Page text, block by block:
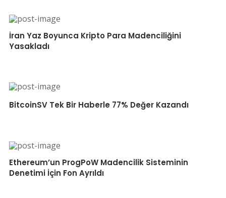
İran Yaz Boyunca Kripto Para Madenciliğini
Yasakladı
BitcoinSV Tek Bir Haberle 77% Değer Kazandı
Ethereum’un ProgPoW Madencilik Sisteminin
Denetimi İçin Fon Ayrıldı